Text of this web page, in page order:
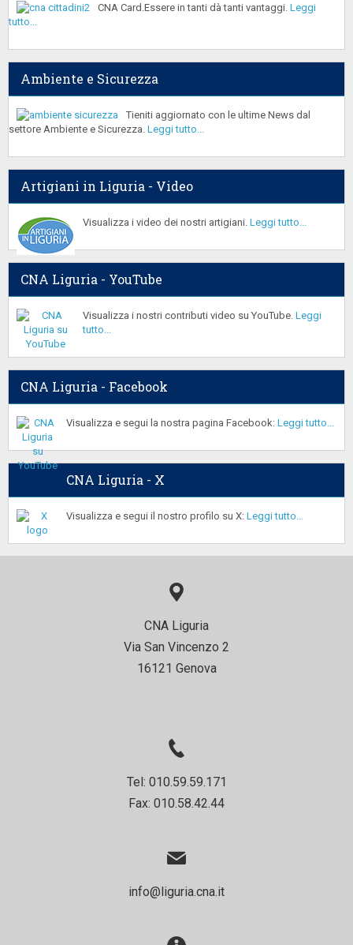
CNA Card.Essere in tanti dà tanti vantaggi. Leggi
tutto...
Ambiente e Sicurezza
Tieniti aggiornato con le ultime News dal
settore Ambiente e Sicurezza. Leggi tutto...
Artigiani in Liguria - Video
Visualizza i video dei nostri artigiani. Leggi tutto...
CNA Liguria - YouTube
Visualizza i nostri contributi video su YouTube. Leggi
tutto...
CNA Liguria - Facebook
Visualizza e segui la nostra pagina Facebook: Leggi tutto...
CNA Liguria - X
Visualizza e segui il nostro profilo su X: Leggi tutto...
CNA Liguria
Via San Vincenzo 2
16121 Genova
Tel: 010.59.59.171
Fax: 010.58.42.44
info@liguria.cna.it